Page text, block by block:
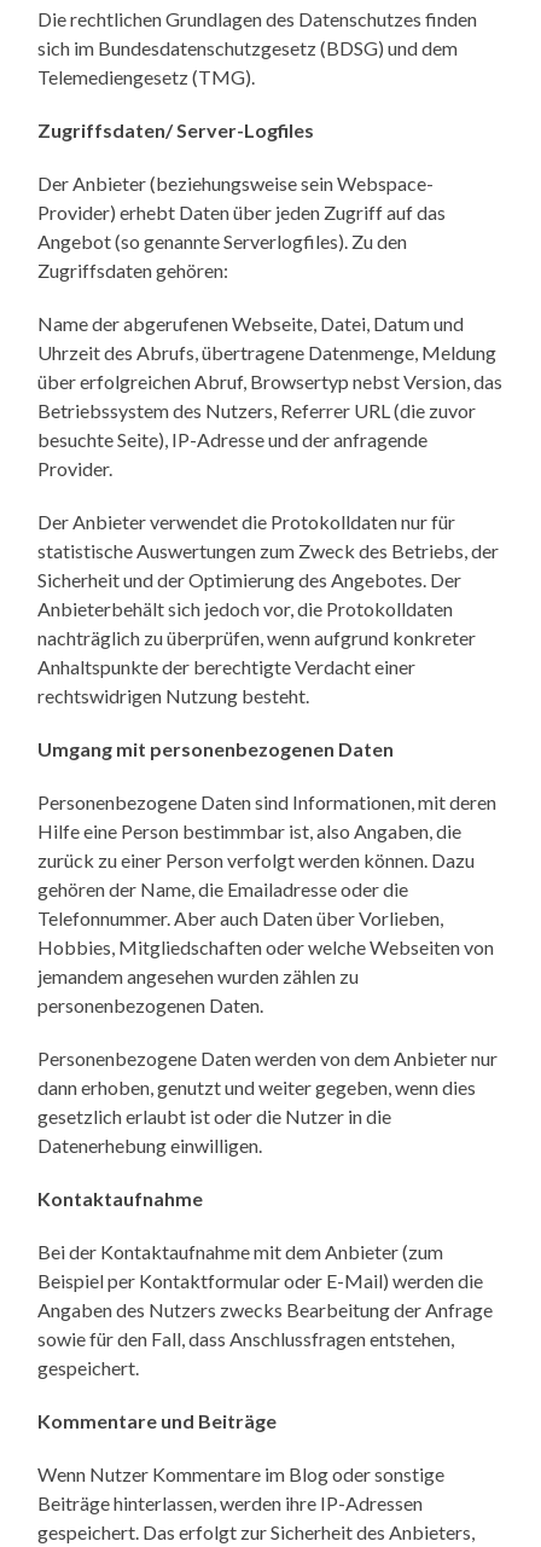
Die rechtlichen Grundlagen des Datenschutzes finden
sich im Bundesdatenschutzgesetz (BDSG) und dem
Telemediengesetz (TMG).
Zugriffsdaten/ Server-Logfiles
Der Anbieter (beziehungsweise sein Webspace-
Provider) erhebt Daten über jeden Zugriff auf das
Angebot (so genannte Serverlogfiles). Zu den
Zugriffsdaten gehören:
Name der abgerufenen Webseite, Datei, Datum und
Uhrzeit des Abrufs, übertragene Datenmenge, Meldung
über erfolgreichen Abruf, Browsertyp nebst Version, das
Betriebssystem des Nutzers, Referrer URL (die zuvor
besuchte Seite), IP-Adresse und der anfragende
Provider.
Der Anbieter verwendet die Protokolldaten nur für
statistische Auswertungen zum Zweck des Betriebs, der
Sicherheit und der Optimierung des Angebotes. Der
Anbieterbehält sich jedoch vor, die Protokolldaten
nachträglich zu überprüfen, wenn aufgrund konkreter
Anhaltspunkte der berechtigte Verdacht einer
rechtswidrigen Nutzung besteht.
Umgang mit personenbezogenen Daten
Personenbezogene Daten sind Informationen, mit deren
Hilfe eine Person bestimmbar ist, also Angaben, die
zurück zu einer Person verfolgt werden können. Dazu
gehören der Name, die Emailadresse oder die
Telefonnummer. Aber auch Daten über Vorlieben,
Hobbies, Mitgliedschaften oder welche Webseiten von
jemandem angesehen wurden zählen zu
personenbezogenen Daten.
Personenbezogene Daten werden von dem Anbieter nur
dann erhoben, genutzt und weiter gegeben, wenn dies
gesetzlich erlaubt ist oder die Nutzer in die
Datenerhebung einwilligen.
Kontaktaufnahme
Bei der Kontaktaufnahme mit dem Anbieter (zum
Beispiel per Kontaktformular oder E-Mail) werden die
Angaben des Nutzers zwecks Bearbeitung der Anfrage
sowie für den Fall, dass Anschlussfragen entstehen,
gespeichert.
Kommentare und Beiträge
Wenn Nutzer Kommentare im Blog oder sonstige
Beiträge hinterlassen, werden ihre IP-Adressen
gespeichert. Das erfolgt zur Sicherheit des Anbieters,